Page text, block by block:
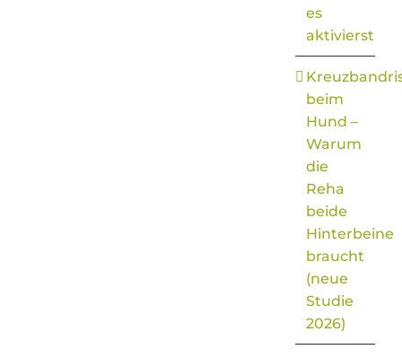
es
aktivierst
beim
Hund –
Warum
die
Reha
beide
Hinterbeine
braucht
(neue
Studie
2026)